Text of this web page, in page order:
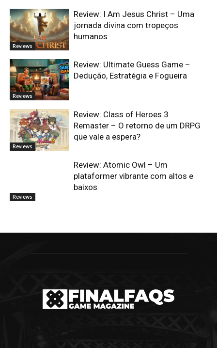
Reviews
Review: I Am Jesus Christ – Uma
jornada divina com tropeços
humanos
Reviews
Review: Ultimate Guess Game –
Dedução, Estratégia e Fogueira
Reviews
Review: Class of Heroes 3
Remaster – O retorno de um DRPG
que vale a espera?
Reviews
Review: Atomic Owl – Um
plataformer vibrante com altos e
baixos